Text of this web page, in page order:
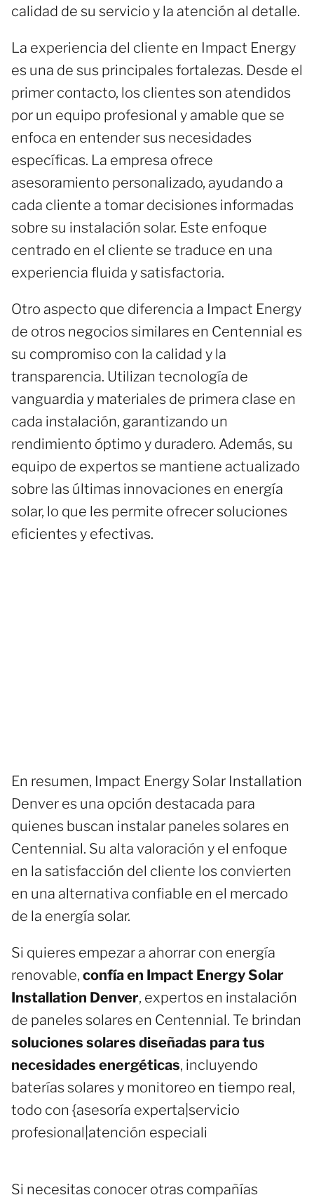
calidad de su servicio y la atención al detalle.
La experiencia del cliente en Impact Energy
es una de sus principales fortalezas. Desde el
primer contacto, los clientes son atendidos
por un equipo profesional y amable que se
enfoca en entender sus necesidades
específicas. La empresa ofrece
asesoramiento personalizado, ayudando a
cada cliente a tomar decisiones informadas
sobre su instalación solar. Este enfoque
centrado en el cliente se traduce en una
experiencia fluida y satisfactoria.
Otro aspecto que diferencia a Impact Energy
de otros negocios similares en Centennial es
su compromiso con la calidad y la
transparencia. Utilizan tecnología de
vanguardia y materiales de primera clase en
cada instalación, garantizando un
rendimiento óptimo y duradero. Además, su
equipo de expertos se mantiene actualizado
sobre las últimas innovaciones en energía
solar, lo que les permite ofrecer soluciones
eficientes y efectivas.
En resumen, Impact Energy Solar Installation
Denver es una opción destacada para
quienes buscan instalar paneles solares en
Centennial. Su alta valoración y el enfoque
en la satisfacción del cliente los convierten
en una alternativa confiable en el mercado
de la energía solar.
Si quieres empezar a ahorrar con energía
renovable, confía en Impact Energy Solar
Installation Denver, expertos en instalación
de paneles solares en Centennial. Te brindan
soluciones solares diseñadas para tus
necesidades energéticas, incluyendo
baterías solares y monitoreo en tiempo real,
todo con {asesoría experta|servicio
profesional|atención especiali
Si necesitas conocer otras compañías